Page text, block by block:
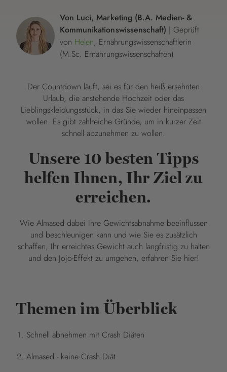
Von Luci, Marketing (B.A. Medien- &
Kommunikationswissenschaft) | Geprüft
von Helen, Ernährungswissenschaftlerin
(M.Sc. Ernährungswissenschaften)
Der Countdown läuft, sei es für den heiß ersehnten
Urlaub, die anstehende Hochzeit oder das
Lieblingskleidungsstück, in das Sie wieder hineinpassen
wollen. Es gibt zahlreiche Gründe, um in kurzer Zeit
schnell abzunehmen zu wollen.
Unsere 10 besten Tipps
helfen Ihnen, Ihr Ziel zu
erreichen.
Wie Almased dabei Ihre Gewichtsabnahme beeinflussen
und beschleunigen kann und wie Sie es zusätzlich
schaffen, Ihr erreichtes Gewicht auch langfristig zu halten
und den Jojo-Effekt zu umgehen, erfahren Sie hier!
Themen im Überblick
Schnell abnehmen mit Crash Diäten
Almased - keine Crash Diät